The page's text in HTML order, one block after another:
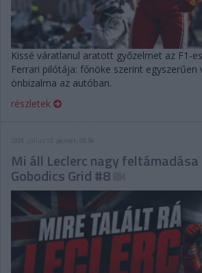
Kissé váratlanul aratott győzelmet az F1-
Ferrari pilótája: főnöke szerint
önbizalma az autóban.
részletek
2026. július 10. péntek, 09:56
Mi áll Leclerc nagy
Gobodics Grid #8